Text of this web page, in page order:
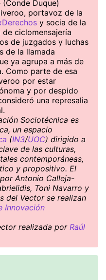
Duque)
portavoz de la
y socia de la
ciclomensajería
de juzgados y luchas
de la llamada
ya agrupa a más de
Como parte de esa
por estar
y por despido
una represalia
Sociotécnica es
un espacio
(IN3/UOC) dirigido a
de las culturas,
contemporáneas,
y propositivo. El
Antonio Calleja-
Toni Navarro y
del Vector se realizan
Innovación
realizada por Raúl